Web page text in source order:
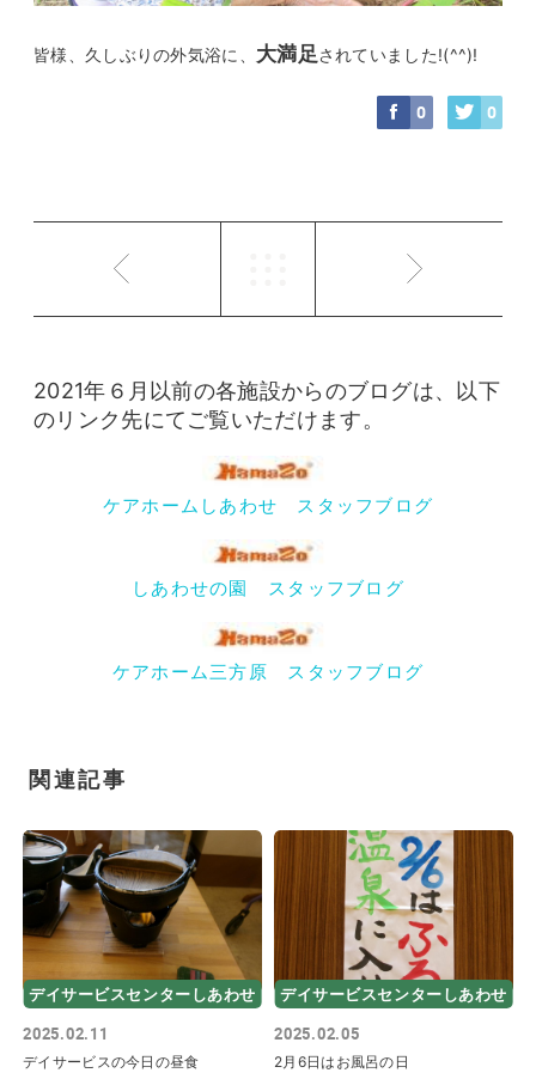
皆様、久しぶりの外気浴に、 大満足 されていました!(^^)!
0 0
2021年６月以前の各施設からのブログは、以下
のリンク先にてご覧いただけます。
ケアホームしあわせ スタッフブログ
しあわせの園 スタッフブログ
ケアホーム三方原 スタッフブログ
関連記事
デイサービスセンターしあわせ
2025.02.11
デイサービスの今日の昼食
デイサービスセンターしあわせ
2025.02.05
2月6日はお風呂の日